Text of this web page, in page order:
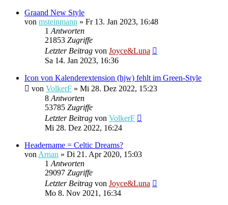
Graand New Style
von msteinmann » Fr 13. Jan 2023, 16:48
1 Antworten
21853 Zugriffe
Letzter Beitrag von Joyce&Luna
Sa 14. Jan 2023, 16:36
Icon von Kalenderextension (hjw) fehlt im Green-Style
von VolkerF » Mi 28. Dez 2022, 15:23
8 Antworten
53785 Zugriffe
Letzter Beitrag von VolkerF
Mi 28. Dez 2022, 16:24
Headername = Celtic Dreams?
von Arnan » Di 21. Apr 2020, 15:03
1 Antworten
29097 Zugriffe
Letzter Beitrag von Joyce&Luna
Mo 8. Nov 2021, 16:34